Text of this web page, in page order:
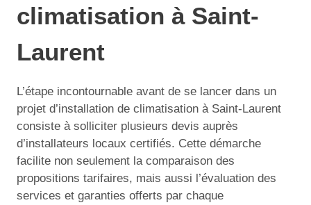
climatisation à Saint-
Laurent
L’étape incontournable avant de se lancer dans un
projet d’installation de climatisation à Saint-Laurent
consiste à solliciter plusieurs devis auprès
d’installateurs locaux certifiés. Cette démarche
facilite non seulement la comparaison des
propositions tarifaires, mais aussi l’évaluation des
services et garanties offerts par chaque